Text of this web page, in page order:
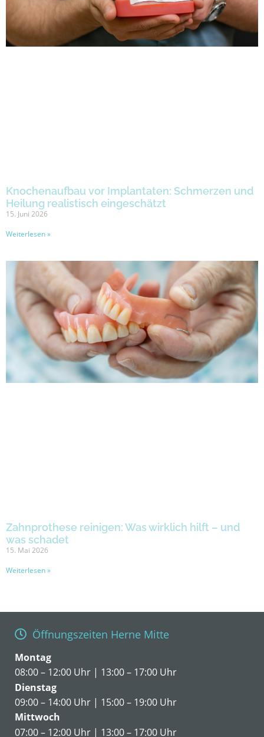
Knochenaufbau vor Implantaten: Schmerzen und
Heilung realistisch eingeschätzt
15. Juni 2026
Weiterlesen »
Zahnprothese reinigen: Was wirklich hilft – und
was schadet
15. Mai 2026
Weiterlesen »
Öffnungszeiten Herne Mitte
Montag
08:00 – 12:00 Uhr | 13:00 – 17:00 Uhr
Dienstag
09:00 – 14:00 Uhr | 15:00 – 19:00 Uhr
Mittwoch
07:00 – 12:00 Uhr | 13:00 – 17:00 Uhr